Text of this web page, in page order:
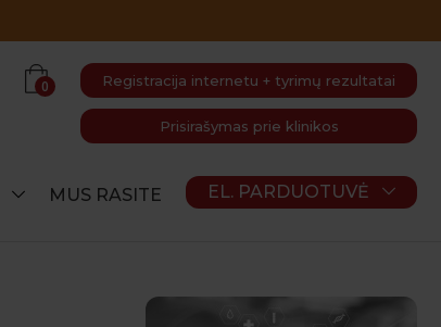
Registracija internetu + tyrimų rezultatai
Prisirašymas prie klinikos
0
MUS RASITE EL. PARDUOTUVĖ